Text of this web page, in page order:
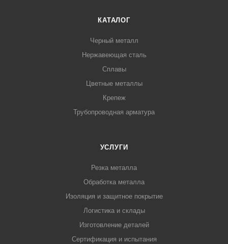
КАТАЛОГ
Черный металл
Нержавеющая сталь
Сплавы
Цветные металлы
Крепеж
Трубопроводная арматура
УСЛУГИ
Резка металла
Обработка металла
Изоляция и защитное покрытие
Логистика и склады
Изготовление деталей
Сертификация и испытания